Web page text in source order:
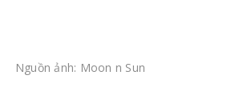
Nguồn ảnh: Moon n Sun